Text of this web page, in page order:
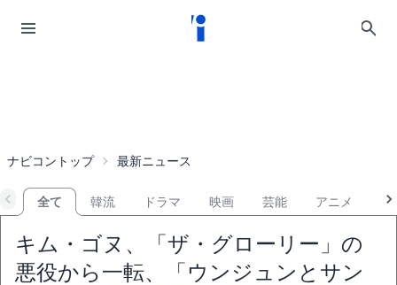
ナビコントップ 最新ニュース
全て 韓流 ドラマ 映画 芸能 アニメ
キム・ゴヌ、「ザ・グローリー」の
悪役から一転、「ウンジュンとサン